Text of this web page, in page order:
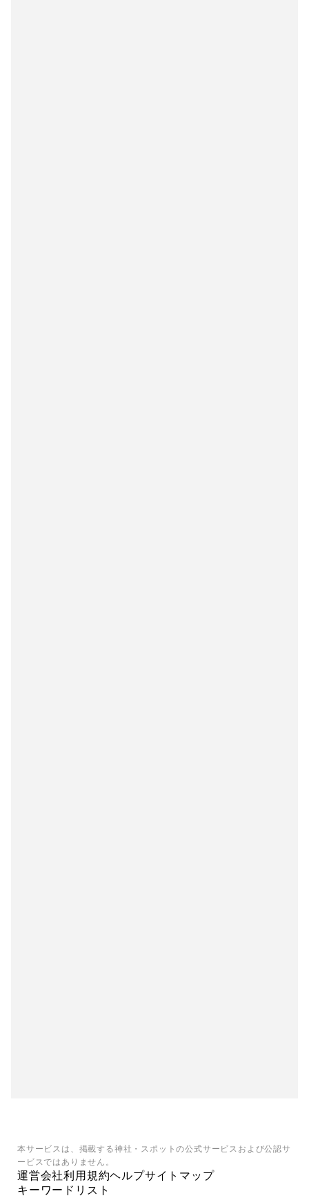
本サービスは、掲載する神社・スポットの公式サービスおよび公認サ
ービスではありません。
運営会社利用規約ヘルプサイトマップ
キーワードリスト